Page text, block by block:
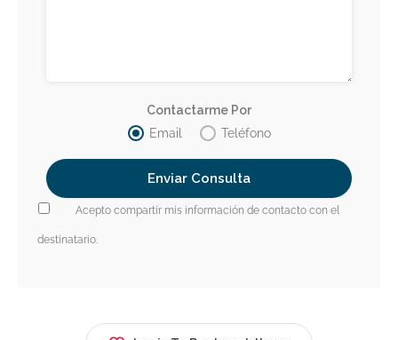
Contactarme Por
Email
Teléfono
Acepto compartir mis información de contacto con el
destinatario.